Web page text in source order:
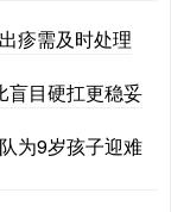
疹需及时处理
盲目硬扛更稳妥
为9岁孩子迎难